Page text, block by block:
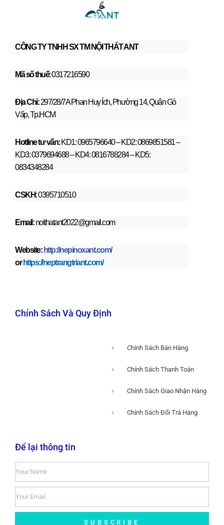
CÔNG TY TNHH SX TM NỘI THẤT ANT
Mã số thuế: 0317216590
Địa Chỉ:297/28/7A Phan Huy Ích, Phường 14, Quận Gò
Vấp, Tp.HCM
Hotline tư vấn:KD1: 0965796640 – KD2: 0869851581 –
KD3: 0379694688 – KD4: 0816788284 – KD5:
0834348284
CSKH: 0395710510
Email:noithatant2022@gmail.com
Website: http://nepinoxant.com/
or https://neptrangtriant.com/
Chính Sách Và Quy Định
Chính Sách Bán Hàng
Chính Sách Thanh Toán
Chính Sách Giao Nhận Hàng
Chính Sách Đổi Trả Hàng
Để lại thông tin
SUBSCRIBE